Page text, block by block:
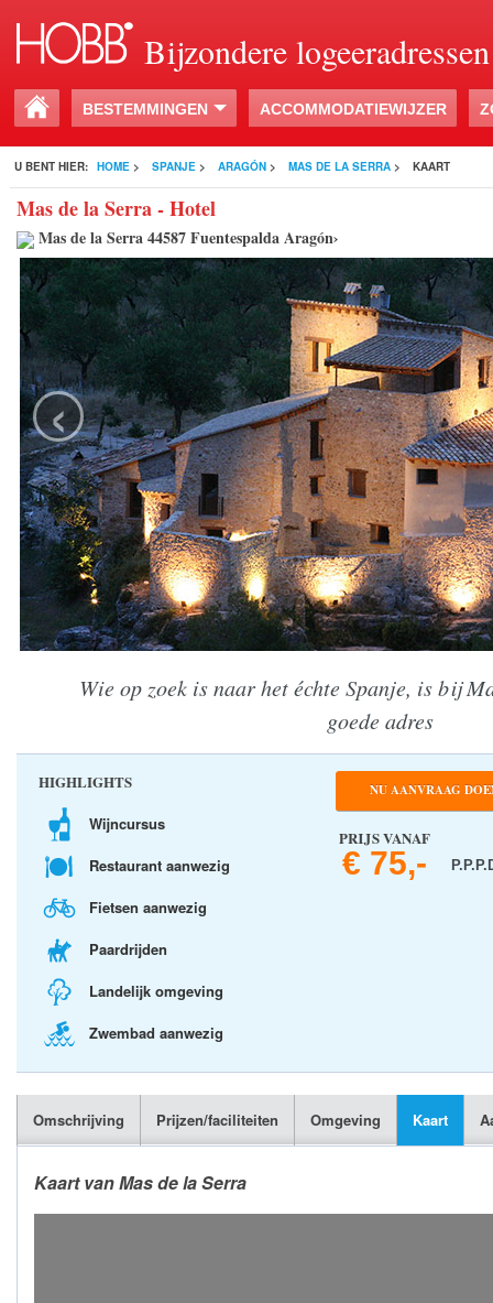
Bijzondere logeeradressen
BESTEMMINGEN ACCOMMODATIEWIJZER
U BENT HIER: HOME > SPANJE > ARAGÓN > MAS DE LA SERRA > KAART
Mas de la Serra - Hotel
Mas de la Serra 44587 Fuentespalda Aragón›
‹
Wie op zoek is naar het échte Spanje, is bij
goede adres
HIGHLIGHTS
Wijncursus
Restaurant aanwezig
Fietsen aanwezig
Paardrijden
Landelijk omgeving
Zwembad aanwezig
NU AANVRAAG
PRIJS VANAF
€ 75,-
Omschrijving Prijzen/faciliteiten Omgeving Kaart
Kaart van Mas de la Serra